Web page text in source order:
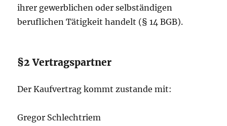
ihrer gewerblichen oder selbständigen
beruflichen Tätigkeit handelt (§ 14 BGB).
§2 Vertragspartner
Der Kaufvertrag kommt zustande mit:
Gregor Schlechtriem